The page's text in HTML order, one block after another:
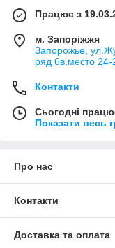
Працює з
м. Запоріжжя
Запорожье,
ряд 6в,место 24-
Контакти
Сьогодні
Показати весь
Про нас
Контакти
Доставка та оплата